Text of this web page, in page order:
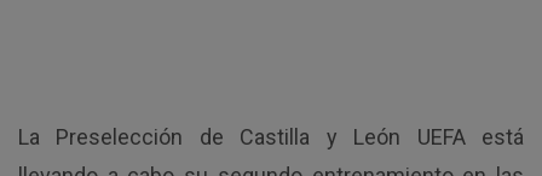
La Preselección de Castilla y León UEFA está